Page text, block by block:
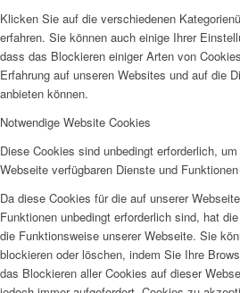
Klicken Sie auf die verschiedenen
erfahren. Sie können auch einige Ihrer
dass das Blockieren einiger Arten von
Erfahrung auf unseren Websites und auf die
anbieten können.
Notwendige Website Cookies
Diese Cookies sind unbedingt erforderlich,
Webseite verfügbaren Dienste und
Da diese Cookies für die auf unserer
Funktionen unbedingt erforderlich sind, hat
die Funktionsweise unserer Webseite. Sie
blockieren oder löschen, indem Sie Ihre
das Blockieren aller Cookies auf dieser